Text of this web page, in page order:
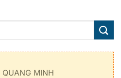
MINH